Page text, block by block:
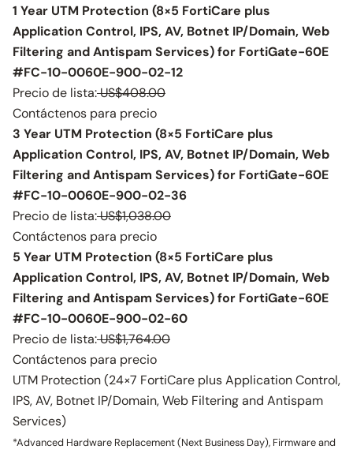
1 Year UTM Protection (8×5 FortiCare plus
Application Control, IPS, AV, Botnet IP/Domain, Web
Filtering and Antispam Services) for FortiGate-60E
#FC-10-0060E-900-02-12
Precio de lista:US$408.00
Contáctenos para precio
3 Year UTM Protection (8×5 FortiCare plus
Application Control, IPS, AV, Botnet IP/Domain, Web
Filtering and Antispam Services) for FortiGate-60E
#FC-10-0060E-900-02-36
Precio de lista:US$1,038.00
Contáctenos para precio
5 Year UTM Protection (8×5 FortiCare plus
Application Control, IPS, AV, Botnet IP/Domain, Web
Filtering and Antispam Services) for FortiGate-60E
#FC-10-0060E-900-02-60
Precio de lista:US$1,764.00
Contáctenos para precio
UTM Protection (24×7 FortiCare plus Application Control,
IPS, AV, Botnet IP/Domain, Web Filtering and Antispam
Services)
*Advanced Hardware Replacement (Next Business Day), Firmware and